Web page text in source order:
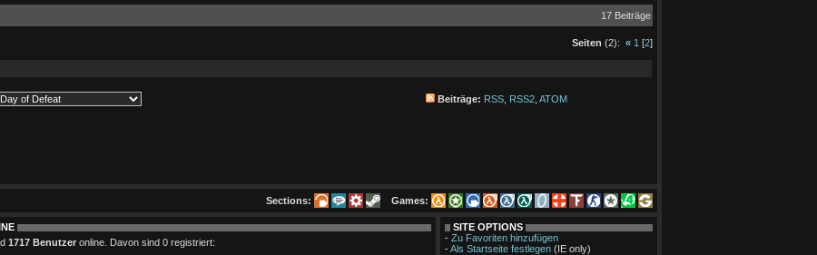
17 Beiträge
Seiten (2): « 1 [2]
Beiträge: RSS, RSS2, ATOM
Sections: Games:
1717 Benutzeronline. Davon sind 0 registriert:
SITE OPTIONS
- Zu Favoriten hinzufügen
-Als Startseite festlegen(IE only)